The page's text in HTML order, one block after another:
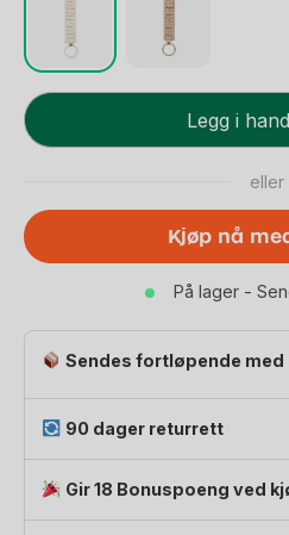
BIBS
Smokkesnor
-
100%
|
Knitted
Legg i
eller
Kjøp nå
På lager -
Sendes fortløpende med
90 dager returrett
Gir 18 Bonuspoeng ved